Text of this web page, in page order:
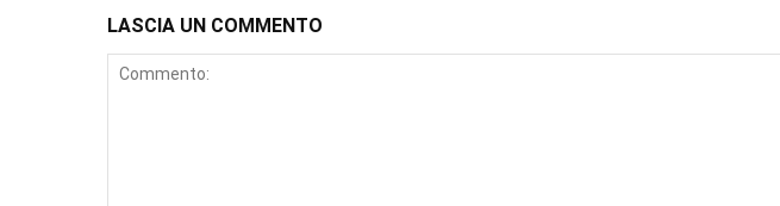
LASCIA UN COMMENTO